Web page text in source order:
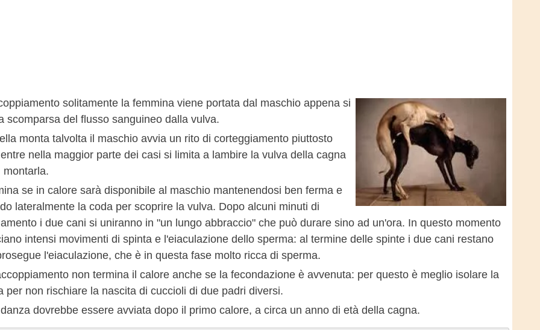
solitamente la femmina viene portata dal maschio appena si
scomparsa del flusso sanguineo dalla vulva.
monta talvolta il maschio avvia un rito di corteggiamento piuttosto
nella maggior parte dei casi si limita a lambire la vulva della cagna
montarla.
se in calore sarà disponibile al maschio mantenendosi ben ferma e
lateralmente la coda per scoprire la vulva. Dopo alcuni minuti di
i due cani si uniranno in "un lungo abbraccio" che può durare sino ad un'ora. In questo momento
intensi movimenti di spinta e l'eiaculazione dello sperma: al termine delle spinte i due cani restano
l'eiaculazione, che è in questa fase molto ricca di sperma.
non termina il calore anche se la fecondazione è avvenuta: per questo è meglio isolare la
per non rischiare la nascita di cuccioli di due padri diversi.
dovrebbe essere avviata dopo il primo calore, a circa un anno di età della cagna.